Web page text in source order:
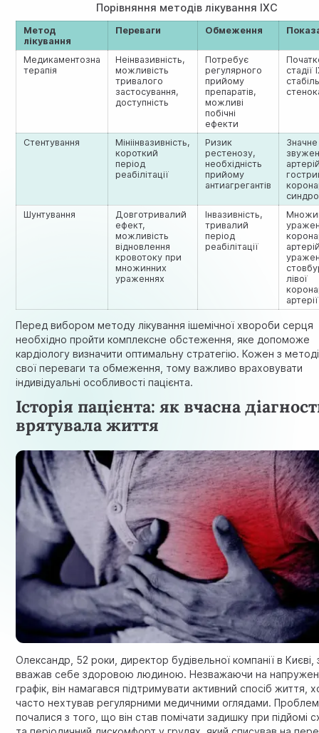
Порівняння методів лікування ІХС
Метод
лікування
Переваги Обмеження
Медикаментозна
терапія
Неінвазивність,
можливість
тривалого
застосування,
доступність
Потребує
регулярного
прийому
препаратів,
можливі
побічні
ефекти
стадії
Стентування
Мініінвазивність,
короткий
період
реабілітації
Ризик
рестенозу,
необхідність
прийому
антиагрегантів
Значне
Шунтування
Довготривалий
ефект,
можливість
відновлення
кровотоку при
множинних
ураженнях
Інвазивність,
тривалий
період
реабілітації
лівої
артерії
Перед вибором методу лікування ішемічної хвороби серця
необхідно пройти комплексне обстеження, яке допоможе
кардіологу визначити оптимальну стратегію. Кожен з
свої переваги та обмеження, тому важливо враховувати
індивідуальні особливості пацієнта.
Історія пацієнта: як вчасна
врятувала життя
Олександр, 52 роки, директор будівельної компанії в
вважав себе здоровою людиною. Незважаючи на
графік, він намагався підтримувати активний спосіб життя,
часто нехтував регулярними медичними оглядами.
почалися з того, що він став помічати задишку при підйомі